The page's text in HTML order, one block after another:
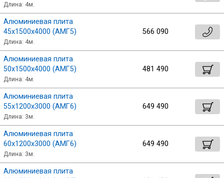
Длина: 4м.
Алюминиевая плита
45х1500х4000 (АМГ5)
Длина: 4м.
566 090
Алюминиевая плита
50х1500х4000 (АМГ5)
Длина: 4м.
481 490
Алюминиевая плита
55х1200х3000 (АМГ6)
Длина: 3м.
649 490
Алюминиевая плита
60х1200х3000 (АМГ6)
Длина: 3м.
649 490
Алюминиевая плита